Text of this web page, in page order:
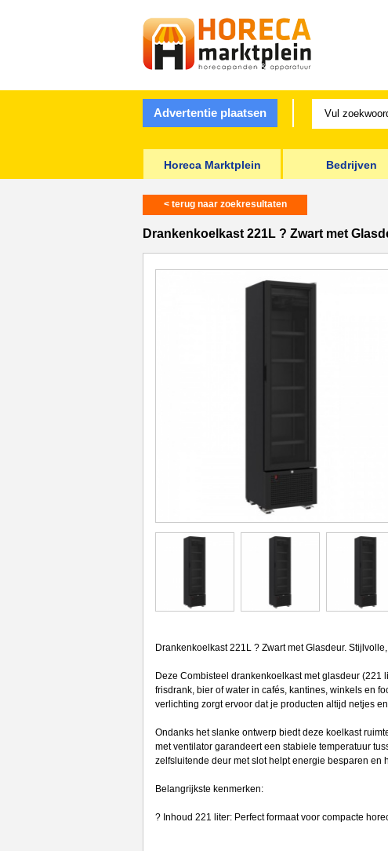
Advertentie plaatsen
Horeca Marktplein Bedrijven
< terug naar zoekresultaten
Drankenkoelkast 221L ? Zwart met
Drankenkoelkast 221L ? Zwart met Glasdeur.
Deze Combisteel drankenkoelkast met glasdeur
frisdrank, bier of water in cafés, kantines, winkels en
verlichting zorgt ervoor dat je producten altijd netjes
Ondanks het slanke ontwerp biedt deze koelkast
met ventilator garandeert een stabiele temperatuur
zelfsluitende deur met slot helpt energie besparen en
Belangrijkste kenmerken:
? Inhoud 221 liter: Perfect formaat voor compacte